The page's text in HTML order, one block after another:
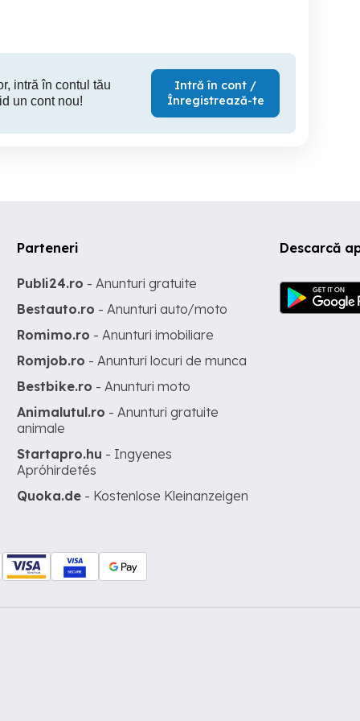
intră în contul tău
un cont nou!
Intră în cont /
Înregistrează-te
Descarcă
Parteneri
Publi24.ro - Anunturi gratuite
Bestauto.ro - Anunturi auto/moto
Romimo.ro - Anunturi imobiliare
Romjob.ro - Anunturi locuri de munca
Bestbike.ro - Anunturi moto
Animalutul.ro - Anunturi gratuite
animale
Startapro.hu - Ingyenes
Apróhirdetés
Quoka.de - Kostenlose Kleinanzeigen